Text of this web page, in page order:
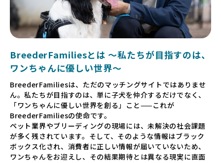
BreederFamiliesとは 〜私たちが目指すのは、
ワンちゃんに優しい世界〜
BreederFamiliesは、ただのマッチングサイトではありませ
ん。私たちが目指すのは、単に子犬を仲介するだけでなく、
「ワンちゃんに優しい世界を創る」こと——これが
BreederFamiliesの使命です。
ペット業界やブリーディングの現場には、未解決の社会課題
が多く残されています。そして、そのような情報はブラック
ボックス化され、消費者に正しい情報が届いていないため、
ワンちゃんをお迎えし、その結果期待とは異なる現実に直面